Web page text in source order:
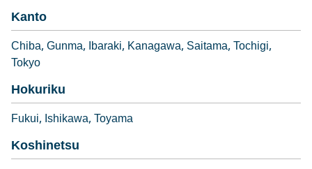
Kanto
Chiba Gunma Ibaraki Kanagawa Saitama Tochigi
Tokyo
Hokuriku
Fukui Ishikawa Toyama
Koshinetsu